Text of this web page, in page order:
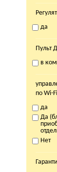
да
Пульт
в
по Wi-
да
Да
Нет